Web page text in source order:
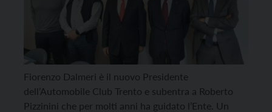
Fiorenzo Dalmeri è il nuovo Presidente
dell’Automobile Club Trento e subentra a Roberto
Pizzinini che per molti anni ha guidato l’Ente. Un